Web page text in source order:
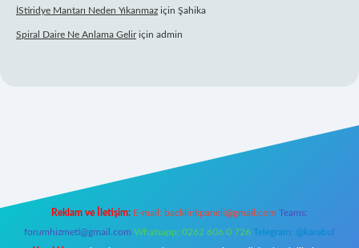
İStiridye Mantarı Neden Yıkanmaz için Şahika
Spiral Daire Ne Anlama Geliriçin admin
Reklam ve İletişim: E-mail: backlinkpaneli@gmail.com Teams:
forumhizmeti@gmail.com Whatsapp: 0262 606 0 726 Telegram: @karabul